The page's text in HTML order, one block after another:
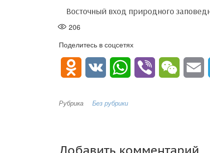
Восточный вход природного
206
Поделитесь в соцсетях
n
k
W
s
r
W
a
Рубрика Без рубрики